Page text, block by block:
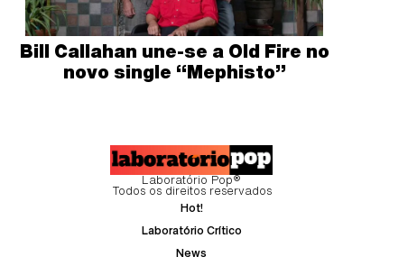
Bill Callahan une-se a Old Fire no
novo single “Mephisto”
Laboratório Pop®
Todos os direitos reservados
Hot!
Laboratório Crítico
News